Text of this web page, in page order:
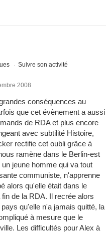
Suivre son activité
2008
conséquences au
que cet évènement a aussi
de RDA et plus encore
avec subtilité Histoire,
rectifie cet oubli grâce à
ramène dans le Berlin-est
jeune homme qui va tout
communiste, n'apprenne
alors qu'elle était dans le
de la RDA. Il recrée alors
qu'elle n'a jamais quitté, la
à mesure que le
Les difficultés pour Alex à